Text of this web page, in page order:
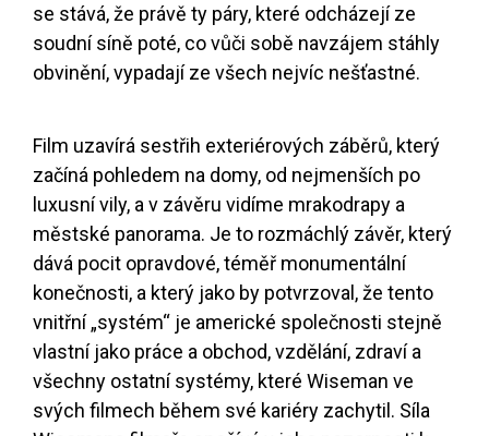
se stává, že právě ty páry, které odcházejí ze
soudní síně poté, co vůči sobě navzájem stáhly
obvinění, vypadají ze všech nejvíc nešťastné.
Film uzavírá sestřih exteriérových záběrů, který
začíná pohledem na domy, od nejmenších po
luxusní vily, a v závěru vidíme mrakodrapy a
městské panorama. Je to rozmáchlý závěr, který
dává pocit opravdové, téměř monumentální
konečnosti, a který jako by potvrzoval, že tento
vnitřní „systém“ je americké společnosti stejně
vlastní jako práce a obchod, vzdělání, zdraví a
všechny ostatní systémy, které Wiseman ve
svých filmech během své kariéry zachytil. Síla